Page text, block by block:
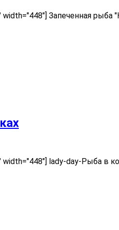
width="448"] Запеченная
width="448"] lady-day-Рыба в